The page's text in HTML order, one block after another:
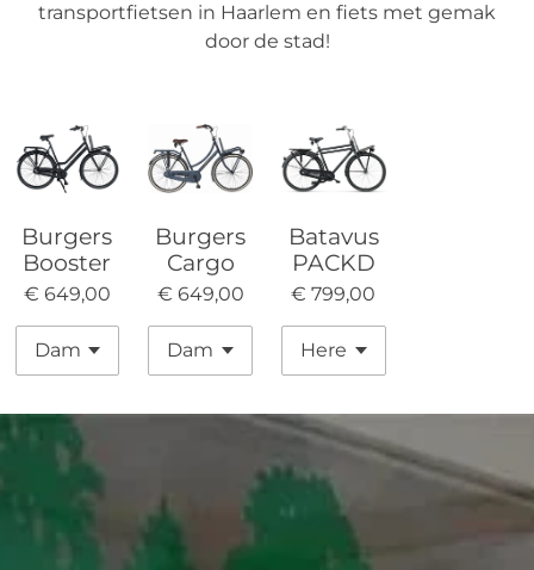
transportfietsen in Haarlem en fiets met gemak
door de stad!
Burgers
Booster
€ 649,00
Burgers
Cargo
€ 649,00
Batavus
PACKD
€ 799,00